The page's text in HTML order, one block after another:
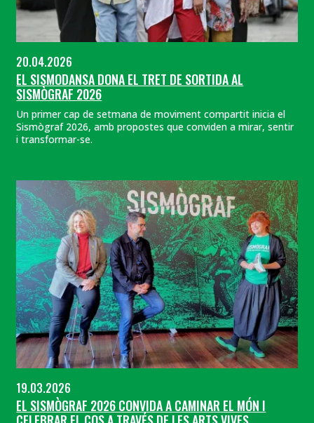
20.04.2026
EL SISMODANSA DONA EL TRET DE SORTIDA AL
SISMÒGRAF 2026
Un primer cap de setmana de moviment compartit inicia el
Sismògraf 2026, amb propostes que conviden a mirar, sentir
i transformar-se.
19.03.2026
EL SISMÒGRAF 2026 CONVIDA A CAMINAR EL MÓN I